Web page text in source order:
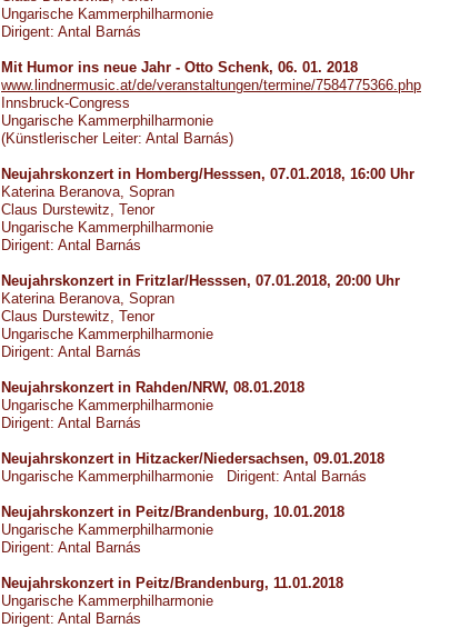
Ungarische Kammerphilharmonie
Dirigent: Antal Barnás
Mit Humor ins neue Jahr - Otto Schenk, 06. 01. 2018
www.lindnermusic.at/de/veranstaltungen/termine/7584775366.php
Innsbruck-Congress
Ungarische Kammerphilharmonie
(Künstlerischer Leiter: Antal Barnás)
Neujahrskonzert in Homberg/Hesssen, 07.01.2018, 16:00 Uhr
Katerina Beranova, Sopran
Claus Durstewitz, Tenor
Ungarische Kammerphilharmonie
Dirigent: Antal Barnás
Neujahrskonzert in Fritzlar/Hesssen, 07.01.2018, 20:00 Uhr
Katerina Beranova, Sopran
Claus Durstewitz, Tenor
Ungarische Kammerphilharmonie
Dirigent: Antal Barnás
Neujahrskonzert in Rahden/NRW, 08.01.2018
Ungarische Kammerphilharmonie
Dirigent: Antal Barnás
Neujahrskonzert in Hitzacker/Niedersachsen, 09.01.2018
Ungarische Kammerphilharmonie
Dirigent: Antal Barnás
Neujahrskonzert in Peitz/Brandenburg, 10.01.2018
Ungarische Kammerphilharmonie
Dirigent: Antal Barnás
Neujahrskonzert in Peitz/Brandenburg, 11.01.2018
Ungarische Kammerphilharmonie
Dirigent: Antal Barnás